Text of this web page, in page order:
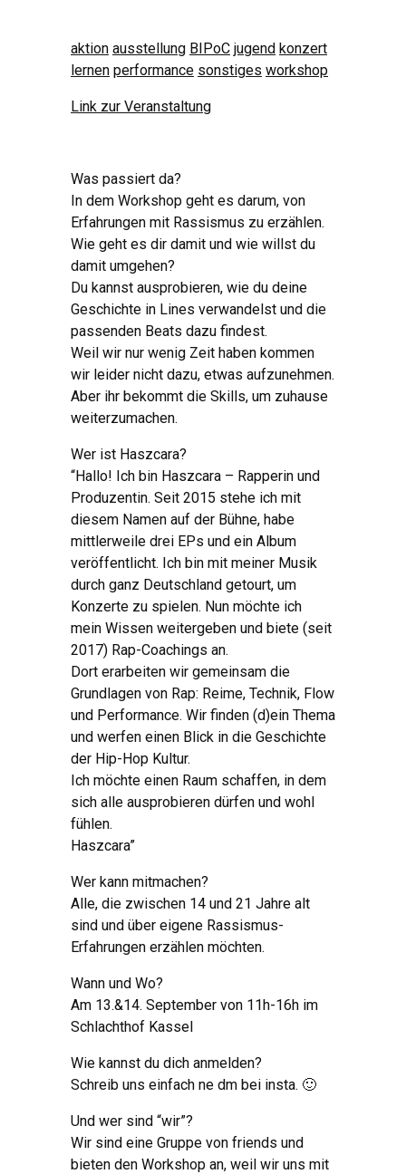
aktion ausstellung BIPoC jugend konzert
lernen performance sonstiges workshop
Link zur Veranstaltung
Was passiert da?
In dem Workshop geht es darum, von
Erfahrungen mit Rassismus zu erzählen.
Wie geht es dir damit und wie willst du
damit umgehen?
Du kannst ausprobieren, wie du deine
Geschichte in Lines verwandelst und die
passenden Beats dazu findest.
Weil wir nur wenig Zeit haben kommen
wir leider nicht dazu, etwas aufzunehmen.
Aber ihr bekommt die Skills, um zuhause
weiterzumachen.
Wer ist Haszcara?
“Hallo! Ich bin Haszcara – Rapperin und
Produzentin. Seit 2015 stehe ich mit
diesem Namen auf der Bühne, habe
mittlerweile drei EPs und ein Album
veröffentlicht. Ich bin mit meiner Musik
durch ganz Deutschland getourt, um
Konzerte zu spielen. Nun möchte ich
mein Wissen weitergeben und biete (seit
2017) Rap-Coachings an.
Dort erarbeiten wir gemeinsam die
Grundlagen von Rap: Reime, Technik, Flow
und Performance. Wir finden (d)ein Thema
und werfen einen Blick in die Geschichte
der Hip-Hop Kultur.
Ich möchte einen Raum schaffen, in dem
sich alle ausprobieren dürfen und wohl
fühlen.
Haszcara”
Wer kann mitmachen?
Alle, die zwischen 14 und 21 Jahre alt
sind und über eigene Rassismus-
Erfahrungen erzählen möchten.
Wann und Wo?
Am 13.&14. September von 11h-16h im
Schlachthof Kassel
Wie kannst du dich anmelden?
Schreib uns einfach ne dm bei insta. 🙂
Und wer sind “wir”?
Wir sind eine Gruppe von friends und
bieten den Workshop an, weil wir uns mit